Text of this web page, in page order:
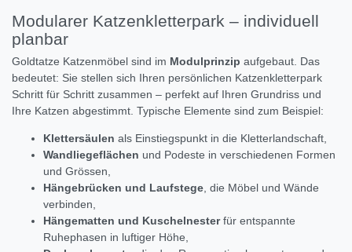
Modularer Katzenkletterpark – individuell
planbar
Goldtatze Katzenmöbel sind im Modulprinzip aufgebaut. Das
bedeutet: Sie stellen sich Ihren persönlichen Katzenkletterpark
Schritt für Schritt zusammen – perfekt auf Ihren Grundriss und
Ihre Katzen abgestimmt. Typische Elemente sind zum Beispiel:
Klettersäulen als Einstiegspunkt in die Kletterlandschaft,
Wandliegeflächen und Podeste in verschiedenen Formen
und Grössen,
Hängebrücken und Laufstege, die Möbel und Wände
verbinden,
Hängematten und Kuschelnesterfür entspannte
Ruhephasen in luftiger Höhe,